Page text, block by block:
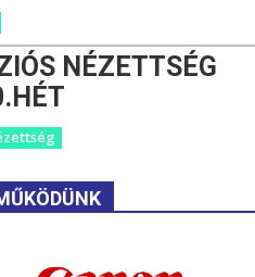
NÉZETTSÉG